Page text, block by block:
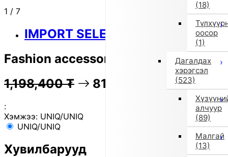
(18)
оосор
(1)
Дагалдах
хэрэгсэл
(523)
алчуур
(89)
Малгай
(13)
1 / 7
IMPORT SELECT
Fashion accessory bag (Blue)
1,198,400 ₮ 81% OFF 239,300
:
Хэмжээ: UNIQ/UNIQ
UNIQ/UNIQ
Хувилбарууд